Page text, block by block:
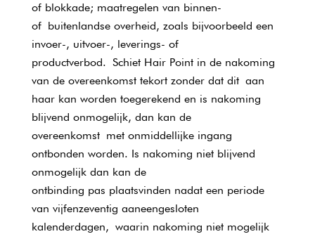
of blokkade; maatregelen van binnen-
of buitenlandse overheid, zoals bijvoorbeeld een
invoer-, uitvoer-, leverings- of
productverbod. Schiet Hair Point in de nakoming
van de overeenkomst tekort zonder dat dit aan
haar kan worden toegerekend en is nakoming
blijvend onmogelijk, dan kan de
overeenkomst met onmiddellijke ingang
ontbonden worden. Is nakoming niet blijvend
onmogelijk dan kan de
ontbinding pas plaatsvinden nadat een periode
van vijfenzeventig aaneengesloten
kalenderdagen, waarin nakoming niet mogelijk